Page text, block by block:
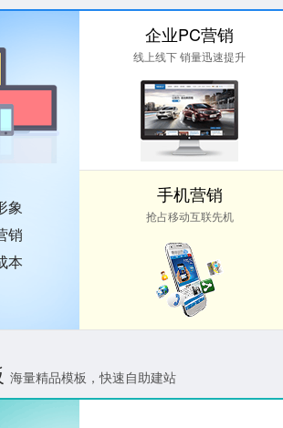
象
销
本
企业PC营销
线上线下 销量迅速提升
手机营销
抢占移动互联先机
海量精品模板，快速自助建站